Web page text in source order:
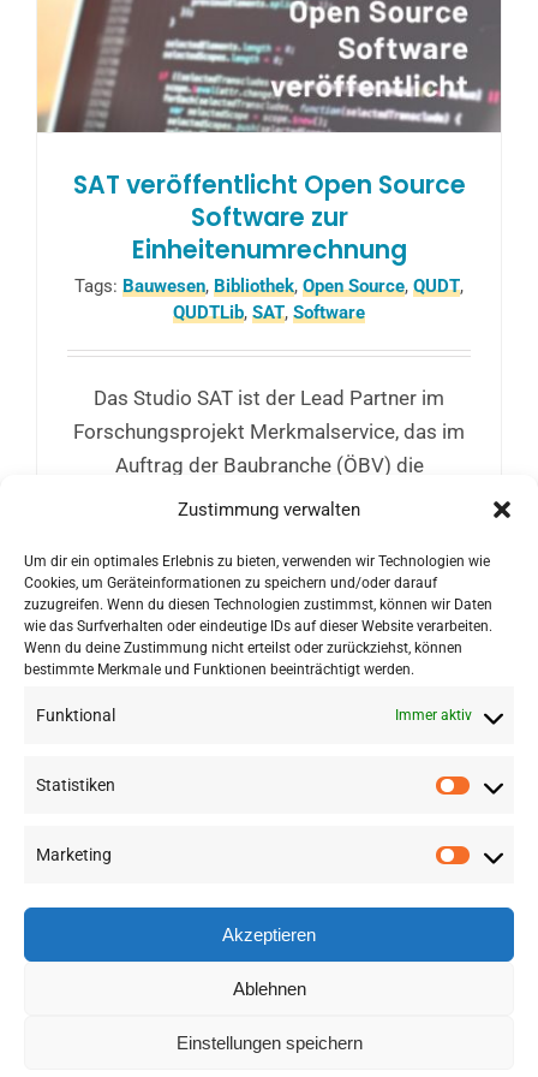
Zustimmung verwalten
Um dir ein optimales Erlebnis zu bieten, verwenden wir Technologien wie
Cookies, um Geräteinformationen zu speichern und/oder darauf
zuzugreifen. Wenn du diesen Technologien zustimmst, können wir Daten
wie das Surfverhalten oder eindeutige IDs auf dieser Website verarbeiten.
Wenn du deine Zustimmung nicht erteilst oder zurückziehst, können
bestimmte Merkmale und Funktionen beeinträchtigt werden.
Funktional Immer aktiv
Statistiken
Marketing
Akzeptieren
Ablehnen
Einstellungen speichern
SAT veröffentlicht Open Source
Software zur
Einheitenumrechnung
Tags: Bauwesen, Bibliothek, Open Source, QUDT,
QUDTLib, SAT, Software
Das Studio SAT ist der Lead Partner im
Forschungsprojekt Merkmalservice, das im
Auftrag der Baubranche (ÖBV) die
Übersetzung von Bauwerksmodellen zum
eine Bibliothek für die Umrechnung von
Einheiten veröffentlicht: QUDTLib.
©2026 RSA FG | Presse|AGB|